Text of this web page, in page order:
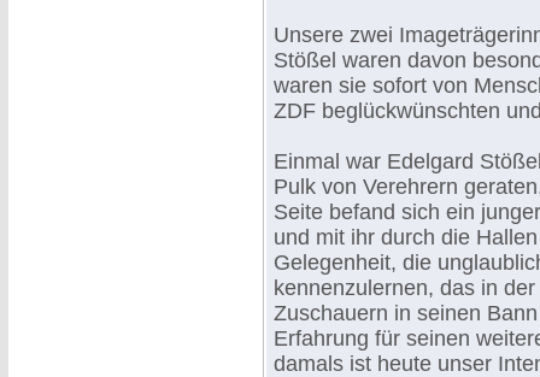
Unsere zwei
Stößel waren davon
waren sie sofort von
ZDF beglückwünschten
Einmal war Edelgard
Pulk von Verehrern
Seite befand sich ein
und mit ihr durch die
Gelegenheit, die
kennenzulernen, das in
Zuschauern in seinen
Erfahrung für seinen
damals ist heute unser